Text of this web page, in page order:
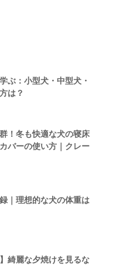
ぶ：小型犬・中型犬・
は？
！冬も快適な犬の寝床
バーの使い方｜クレー
｜理想的な犬の体重は
綺麗な夕焼けを見るな